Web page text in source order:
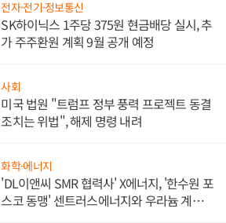
전자·전기·정보통신
SK하이닉스 1주당 375원 현금배당 실시, 추
가 주주환원 계획 9월 공개 예정
사회
미국 법원 "트럼프 정부 풍력 프로젝트 동결
조치는 위법", 해제 명령 내려
화학·에너지
'DL이앤씨 SMR 협력사' X에너지, '한수원 포
스코 동맹' 센트러스에너지와 우라늄 계약